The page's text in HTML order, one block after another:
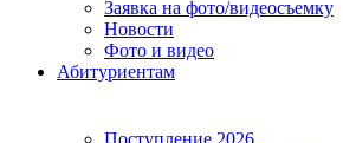
Заявка на фото/видеосъемку
Новости
Фото и видео
Абитуриентам
Поступление 2026